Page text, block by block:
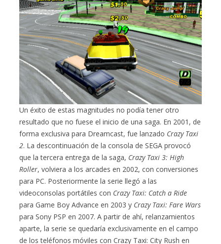
Un éxito de estas magnitudes no podía tener otro
resultado que no fuese el inicio de una saga. En 2001, de
forma exclusiva para Dreamcast, fue lanzado Crazy Taxi
2. La descontinuación de la consola de SEGA provocó
que la tercera entrega de la saga, Crazy Taxi 3: High
Roller, volviera a los arcades en 2002, con conversiones
para PC. Posteriormente la serie llegó a las
videoconsolas portátiles con Crazy Taxi: Catch a Ride
para Game Boy Advance en 2003 y Crazy Taxi: Fare Wars
para Sony PSP en 2007. A partir de ahí, relanzamientos
aparte, la serie se quedaría exclusivamente en el campo
de los teléfonos móviles con Crazy Taxi: City Rush en